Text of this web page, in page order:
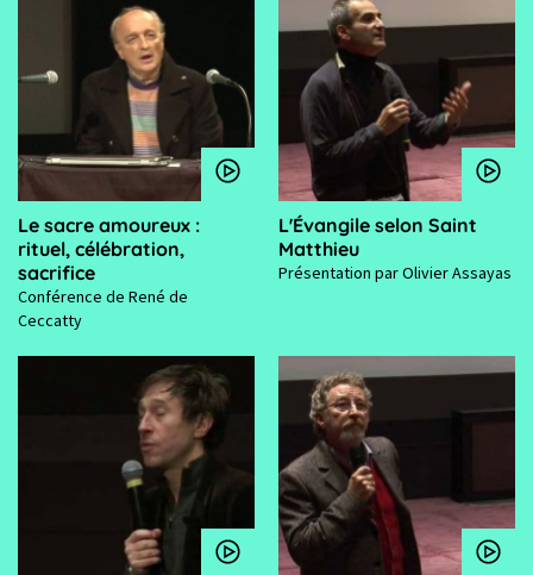
Le sacre amoureux :
rituel, célébration,
sacrifice
Conférence de René de
Ceccatty
L'Évangile selon Saint
Matthieu
Présentation par Olivier Assayas